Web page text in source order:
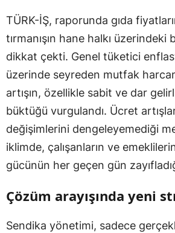
TÜRK-İŞ, raporunda gıda
tırmanışın hane halkı üzerindeki
dikkat çekti. Genel tüketici
üzerinde seyreden mutfak
artışın, özellikle sabit ve dar
büktüğü vurgulandı. Ücret
değişimlerini dengeleyemediği
iklimde, çalışanların ve
gücünün her geçen gün
Çözüm arayışında yeni
Sendika yönetimi, sadece